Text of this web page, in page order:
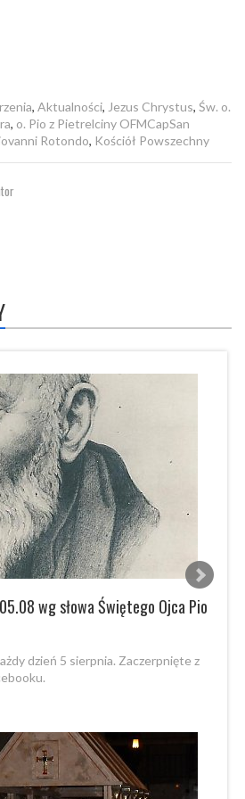
, Aktualności, Jezus Chrystus, Św. o.
, o. Pio z Pietrelciny OFMCapSan
Rotondo, Kościół Powszechny
wg słowa Świętego Ojca Pio
dzień 5 sierpnia. Zaczerpnięte z